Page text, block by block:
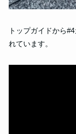
トップガイドから
れています。